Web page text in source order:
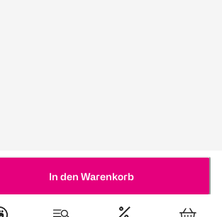
In den Warenkorb